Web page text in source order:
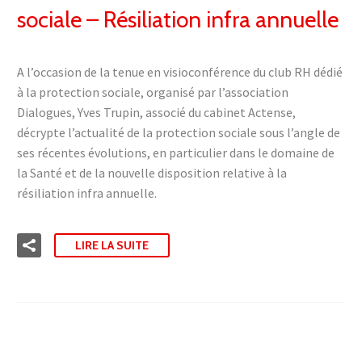
sociale – Résiliation infra annuelle
A l’occasion de la tenue en visioconférence du club RH dédié
à la protection sociale, organisé par l’association
Dialogues, Yves Trupin, associé du cabinet Actense,
décrypte l’actualité de la protection sociale sous l’angle de
ses récentes évolutions, en particulier dans le domaine de
la Santé et de la nouvelle disposition relative à la
résiliation infra annuelle.
LIRE LA SUITE